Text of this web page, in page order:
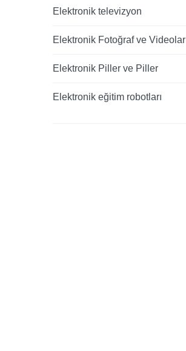
Elektronik televizyon
Elektronik Fotoğraf ve Videolar
Elektronik Piller ve Piller
Elektronik eğitim robotları